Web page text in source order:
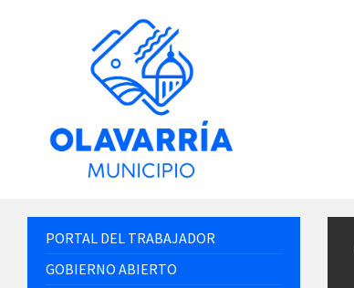
PORTAL DEL TRABAJADOR
GOBIERNO ABIERTO